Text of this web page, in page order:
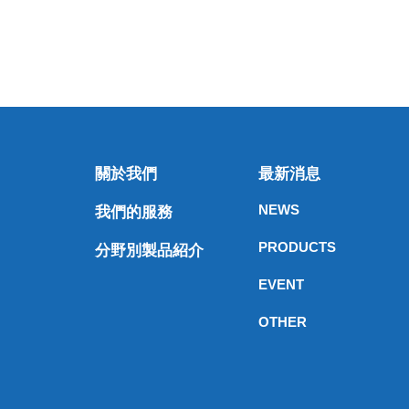
關於我們
我們的服務
分野別製品紹介
最新消息
NEWS
PRODUCTS
EVENT
OTHER